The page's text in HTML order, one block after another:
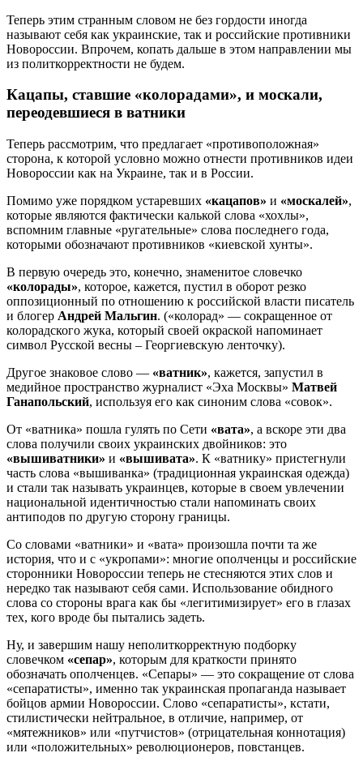
Теперь этим странным словом не без гордости иногда
называют себя как украинские, так и российские противники
Новороссии. Впрочем, копать дальше в этом направлении мы
из политкорректности не будем.
Кацапы, ставшие «колорадами», и москали,
переодевшиеся в ватники
Теперь рассмотрим, что предлагает «противоположная»
сторона, к которой условно можно отнести противников идеи
Новороссии как на Украине, так и в России.
Помимо уже порядком устаревших «кацапов» и «москалей»,
которые являются фактически калькой слова «хохлы»,
вспомним главные «ругательные» слова последнего года,
которыми обозначают противников «киевской хунты».
В первую очередь это, конечно, знаменитое словечко
«колорады», которое, кажется, пустил в оборот резко
оппозиционный по отношению к российской власти писатель
и блогер Андрей Мальгин. («колорад» — сокращенное от
колорадского жука, который своей окраской напоминает
символ Русской весны – Георгиевскую ленточку).
Другое знаковое слово — «ватник», кажется, запустил в
медийное пространство журналист «Эха Москвы» Матвей
Ганапольский, используя его как синоним слова «совок».
От «ватника» пошла гулять по Сети «вата», а вскоре эти два
слова получили своих украинских двойников: это
«вышиватники» и «вышивата». К «ватнику» пристегнули
часть слова «вышиванка» (традиционная украинская одежда)
и стали так называть украинцев, которые в своем увлечении
национальной идентичностью стали напоминать своих
антиподов по другую сторону границы.
Со словами «ватники» и «вата» произошла почти та же
история, что и с «укропами»: многие ополченцы и российские
сторонники Новороссии теперь не стесняются этих слов и
нередко так называют себя сами. Использование обидного
слова со стороны врага как бы «легитимизирует» его в глазах
тех, кого вроде бы пытались задеть.
Ну, и завершим нашу неполиткорректную подборку
словечком «сепар», которым для краткости принято
обозначать ополченцев. «Сепары» — это сокращение от слова
«сепаратисты», именно так украинская пропаганда называет
бойцов армии Новороссии. Слово «сепаратисты», кстати,
стилистически нейтральное, в отличие, например, от
«мятежников» или «путчистов» (отрицательная коннотация)
или «положительных» революционеров, повстанцев.